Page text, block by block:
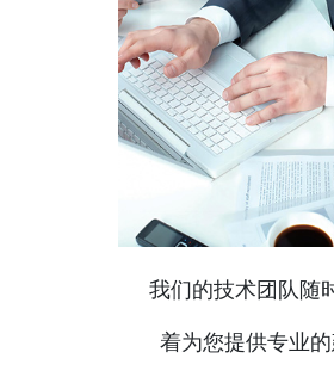
我们的技术团队随
着为您提供专业